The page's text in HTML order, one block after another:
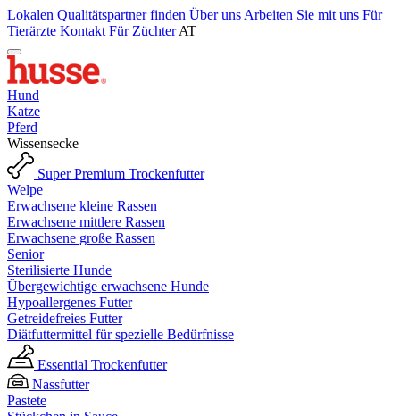
Lokalen Qualitätspartner finden Über uns Arbeiten Sie mit uns Für
Tierärzte Kontakt Für Züchter AT
Hund
Katze
Pferd
Wissensecke
Super Premium Trockenfutter
Welpe
Erwachsene kleine Rassen
Erwachsene mittlere Rassen
Erwachsene große Rassen
Senior
Sterilisierte Hunde
Übergewichtige erwachsene Hunde
Hypoallergenes Futter
Getreidefreies Futter
Diätfuttermittel für spezielle Bedürfnisse
Essential Trockenfutter
Nassfutter
Pastete